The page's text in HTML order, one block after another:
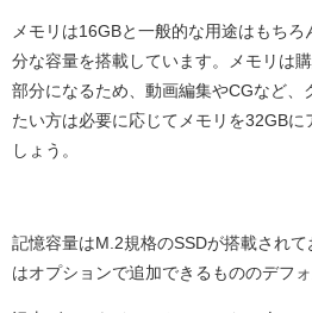
メモリは16GBと一般的な用途はもち
分な容量を搭載しています。メモリは
部分になるため、動画編集やCGなど、
たい方は必要に応じてメモリを32GB
しょう。
記憶容量はM.2規格のSSDが搭載され
はオプションで追加できるもののデフォ